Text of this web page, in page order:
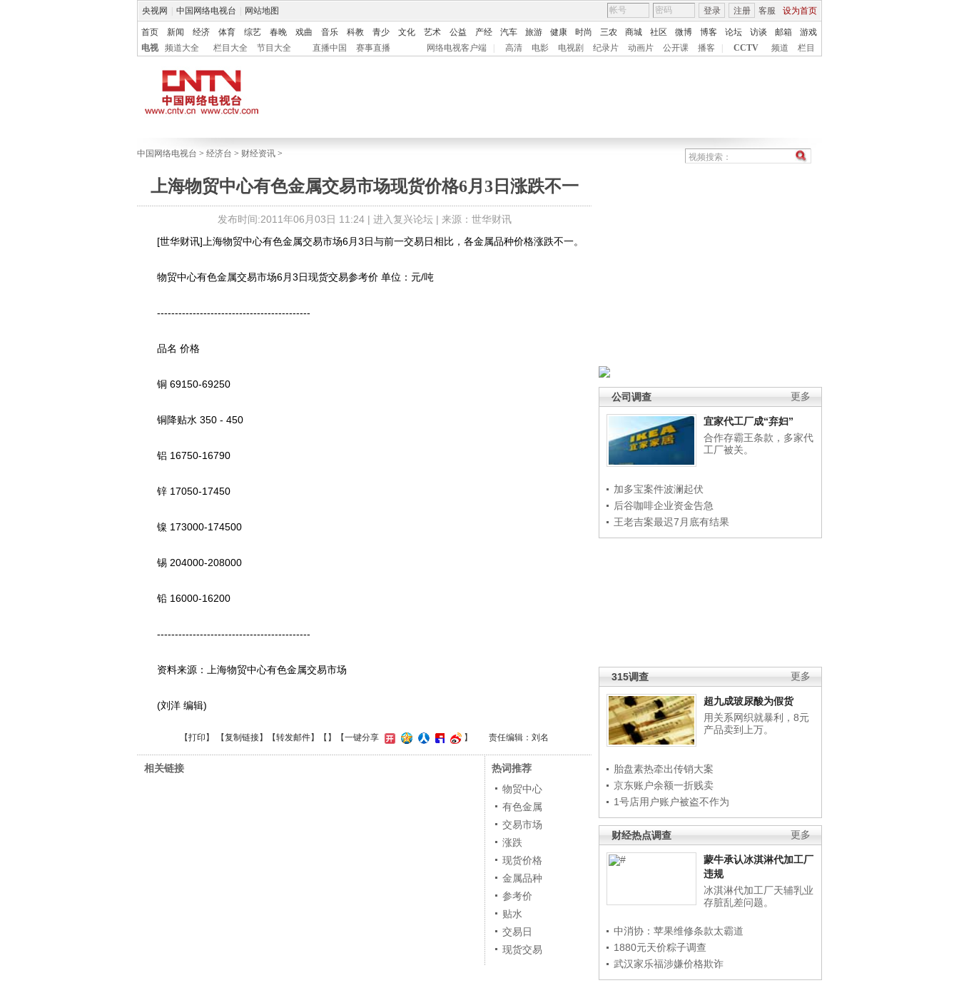
央视网 中国网络电视台 网站地图 客服 设为首页
登录 注册
首页 新闻 经济 体育 综艺 春晚 戏曲 音乐 科教 青少 文化 艺术 公益 产经 汽车 旅游 健康 时尚 三农 商城 社区 微博 博客 论坛 访谈 邮箱
游戏
电视
频道大全 栏目大全 节目大全 直播中国 赛事直播 网络电视客户端 高清 电影 电视剧 纪录片 动画片 公开课 播客 CCTV 频道 栏目
中国网络电视台 > 经济台 > 财经资讯 >
上海物贸中心有色金属交易市场现货价格6月3日涨跌不一
发布时间:2011年06月03日 11:24 | 进入复兴论坛| 来源：世华财讯
更多
公司调查
宜家代工厂成“弃妇”
合作存霸王条款，多家代
工厂被关。
加多宝案件波澜起伏
后谷咖啡企业资金告急
王老吉案最迟7月底有结果
更多
315调查
超九成玻尿酸为假货
用关系网织就暴利，8元
产品卖到上万。
胎盘素热牵出传销大案
京东账户余额一折贱卖
1号店用户账户被盗不作为
更多
财经热点调查
蒙牛承认冰淇淋代加工厂
违规
冰淇淋代加工厂天辅乳业
存脏乱差问题。
中消协：苹果维修条款太霸道
1880元天价粽子调查
武汉家乐福涉嫌价格欺诈
[世华财讯]上海物贸中心有色金属交易市场6月3日与前一交易日相比，各金属品种价格涨跌不一。
物贸中心有色金属交易市场6月3日现货交易参考价 单位：元/吨
-------------------------------------------
品名 价格
铜 69150-69250
铜降贴水 350 - 450
铝 16750-16790
锌 17050-17450
镍 173000-174500
锡 204000-208000
铅 16000-16200
-------------------------------------------
资料来源：上海物贸中心有色金属交易市场
(刘洋 编辑)
【打印 】 【复制链接】【转发邮件】【 】 【一键分享 】 责任编辑：刘名
相关链接
热词推荐
物贸中心
有色金属
交易市场
涨跌
现货价格
金属品种
参考价
贴水
交易日
现货交易